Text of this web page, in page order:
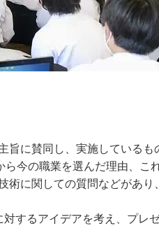
に賛同し、実施しているも
今の職業を選んだ理由、こ
に関しての質問などがあり
するアイデアを考え、プレ